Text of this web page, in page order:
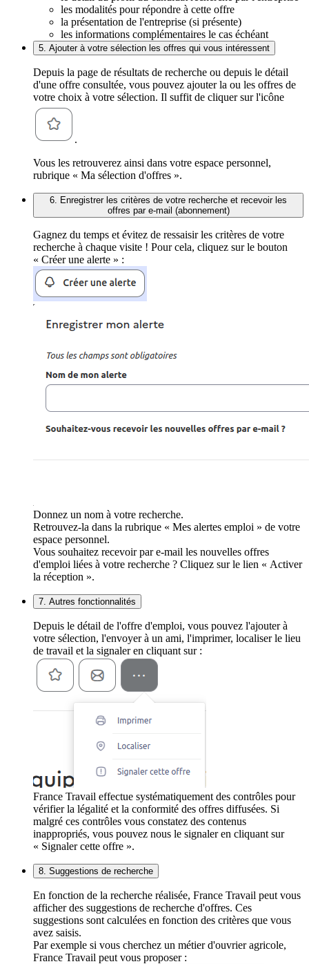
les modalités pour répondre à cette offre
la présentation de l'entreprise (si présente)
les informations complémentaires le cas échéant
5. Ajouter à votre sélection les offres qui vous intéressent
Depuis la page de résultats de recherche ou depuis le détail
d'une offre consultée, vous pouvez ajouter la ou les offres de
votre choix à votre sélection. Il suffit de cliquer sur l'icône
.
Vous les retrouverez ainsi dans votre espace personnel,
rubrique « Ma sélection d'offres ».
6. Enregistrer les critères de votre recherche et recevoir les
offres par e-mail (abonnement)
Gagnez du temps et évitez de ressaisir les critères de votre
recherche à chaque visite ! Pour cela, cliquez sur le bouton
« Créer une alerte » :
Donnez un nom à votre recherche.
Retrouvez-la dans la rubrique « Mes alertes emploi » de votre
espace personnel.
Vous souhaitez recevoir par e-mail les nouvelles offres
d'emploi liées à votre recherche ? Cliquez sur le lien « Activer
la réception ».
7. Autres fonctionnalités
Depuis le détail de l'offre d'emploi, vous pouvez l'ajouter à
votre sélection, l'envoyer à un ami, l'imprimer, localiser le lieu
de travail et la signaler en cliquant sur :
France Travail effectue systématiquement des contrôles pour
vérifier la légalité et la conformité des offres diffusées. Si
malgré ces contrôles vous constatez des contenus
inappropriés, vous pouvez nous le signaler en cliquant sur
« Signaler cette offre ».
8. Suggestions de recherche
En fonction de la recherche réalisée, France Travail peut vous
afficher des suggestions de recherche d'offres. Ces
suggestions sont calculées en fonction des critères que vous
avez saisis.
Par exemple si vous cherchez un métier d'ouvrier agricole,
France Travail peut vous proposer :